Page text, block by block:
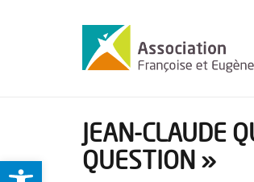
Ouvrir la barre d’outils
JEAN-CLAUDE
QUESTION »